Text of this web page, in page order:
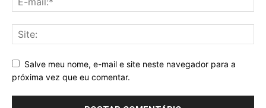
Salve meu nome, e-mail e site neste navegador para a
próxima vez que eu comentar.